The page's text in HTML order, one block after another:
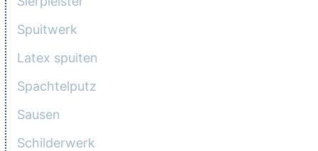
Spuitwerk
Latex spuiten
Spachtelputz
Sausen
Schilderwerk